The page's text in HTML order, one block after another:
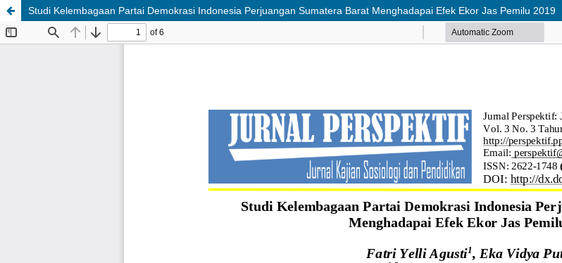
Studi Kelembagaan Partai Demokrasi Indonesia Perjuangan Sumatera Barat Menghadapai Efek Ekor Jas Pemilu 2019